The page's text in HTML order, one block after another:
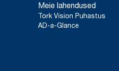
Meie lahendused
Tork Vision Puhastus
AD-a-Glance